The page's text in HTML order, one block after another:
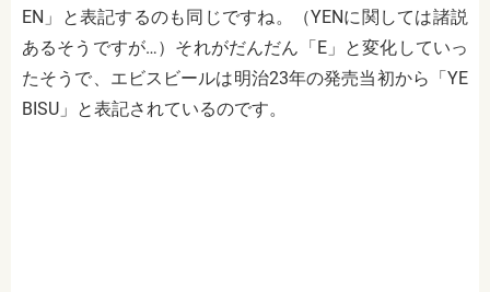
EN 」と表記するのも同じですね。（YENに関しては諸説
あるそうですが…）それがだんだん「E」と変化していっ
たそうで、エビスビールは明治23年の発売当初から「YE
BISU 」と表記されているのです。